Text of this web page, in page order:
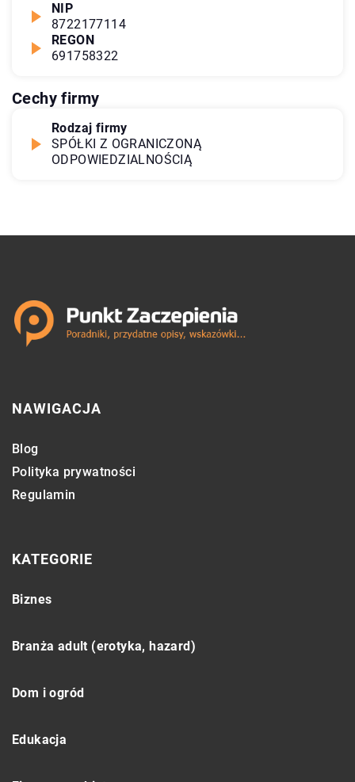
NIP
8722177114
REGON
691758322
Cechy firmy
Rodzaj firmy
SPÓŁKI Z OGRANICZONĄ
ODPOWIEDZIALNOŚCIĄ
NAWIGACJA
Blog
Polityka prywatności
Regulamin
KATEGORIE
Biznes
Branża adult (erotyka, hazard)
Dom i ogród
Edukacja